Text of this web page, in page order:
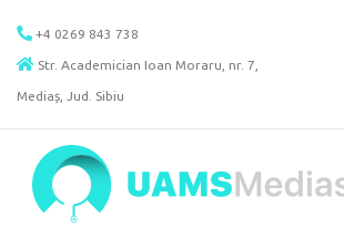
content
+4 0269 843 738
Str. Academician Ioan Moraru, nr. 7,
Mediaș, Jud. Sibiu